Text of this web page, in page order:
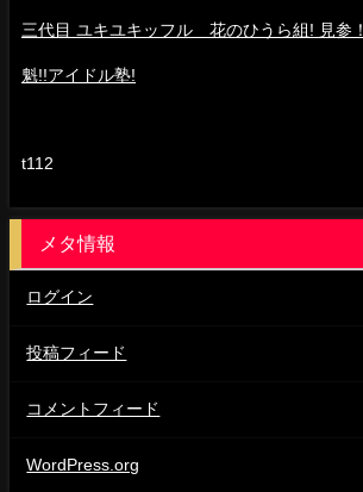
三代目 ユキユキッフル 花のひうら組! 見参！
魁!!アイドル塾!
t112
メタ情報
ログイン
投稿フィード
コメントフィード
WordPress.org